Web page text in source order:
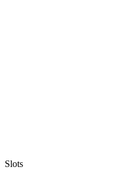
Slots